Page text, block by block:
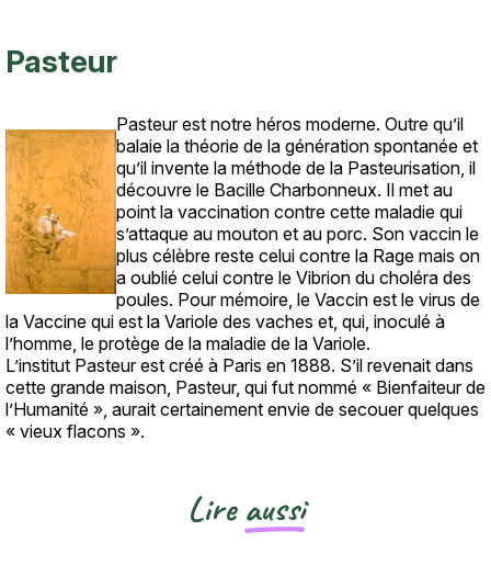
Pasteur
Pasteur est notre héros moderne. Outre qu’il
balaie la théorie de la génération spontanée et
qu’il invente la méthode de la Pasteurisation, il
découvre le Bacille Charbonneux. Il met au
point la vaccination contre cette maladie qui
s’attaque au mouton et au porc. Son vaccin le
plus célèbre reste celui contre la Rage mais on
a oublié celui contre le Vibrion du choléra des
poules. Pour mémoire, le Vaccin est le virus de
la Vaccine qui est la Variole des vaches et, qui, inoculé à
l’homme, le protège de la maladie de la Variole.
L’institut Pasteur est créé à Paris en 1888. S’il revenait dans
cette grande maison, Pasteur, qui fut nommé « Bienfaiteur de
l’Humanité », aurait certainement envie de secouer quelques
« vieux flacons ».
Lireaussi